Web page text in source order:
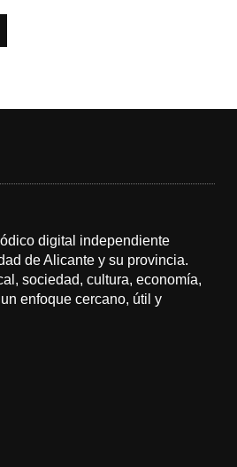
digital independiente
de Alicante y su provincia.
sociedad, cultura, economía,
enfoque cercano, útil y